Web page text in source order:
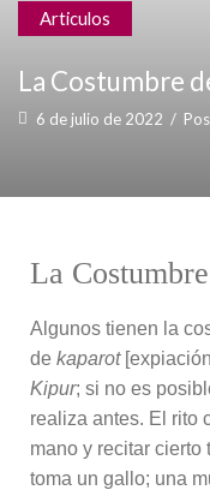
Articulos
La Costumbre
6 de julio de 2022 /
La
Algunos tienen la
de kaparot
Kipur; si no es
realiza antes. El rito
mano y recitar cierto
toma un gallo; una